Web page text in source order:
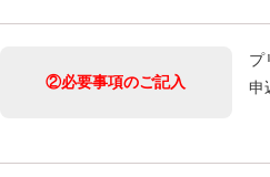
②必要事項のご記入
プ
申